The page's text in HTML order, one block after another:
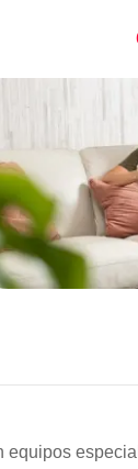
equipos